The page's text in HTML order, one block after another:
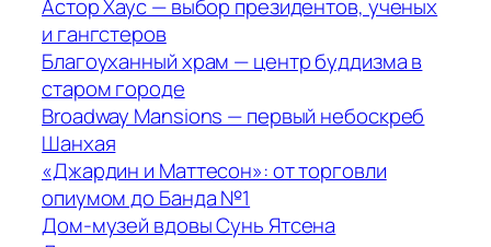
Астор Хаус — выбор президентов, ученых
и гангстеров
Благоуханный храм — центр буддизма в
старом городе
Broadway Mansions — первый небоскреб
Шанхая
«Джардин и Маттесон»: от торговли
опиумом до Банда №1
Дом-музей вдовы Сунь Ятсена